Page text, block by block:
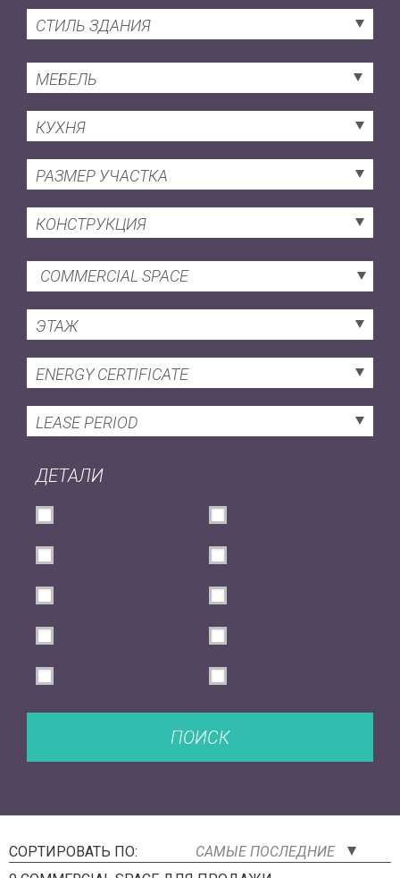
СТИЛЬ ЗДАНИЯ
МЕБЕЛЬ
КУХНЯ
РАЗМЕР УЧАСТКА
КОНСТРУКЦИЯ
COMMERCIAL SPACE
ЭТАЖ
ENERGY CERTIFICATE
LEASE PERIOD
ДЕТАЛИ
ПОИСК
СОРТИРОВАТЬ ПО:
САМЫЕ ПОСЛЕДНИЕ